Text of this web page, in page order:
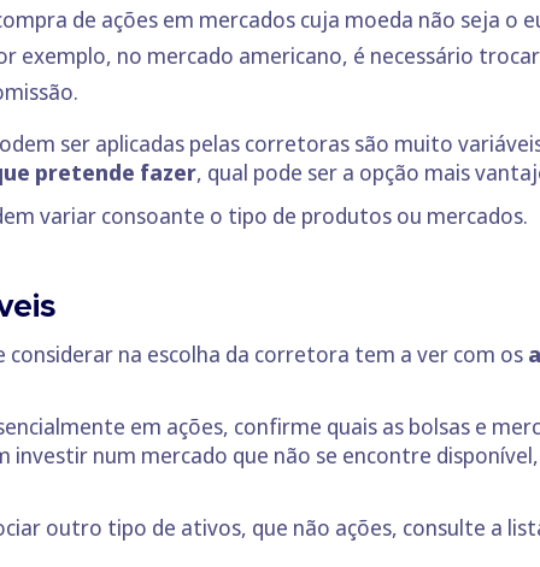
de ações em mercados cuja moeda não seja o
exemplo, no mercado americano, é necessário
ser aplicadas pelas corretoras são muito
pretende fazer, qual pode ser a opção mais
variar consoante o tipo de produtos ou mercados.
na escolha da corretora tem a ver com os
em ações, confirme quais as bolsas e
num mercado que não se encontre
outro tipo de ativos, que não ações, consulte a